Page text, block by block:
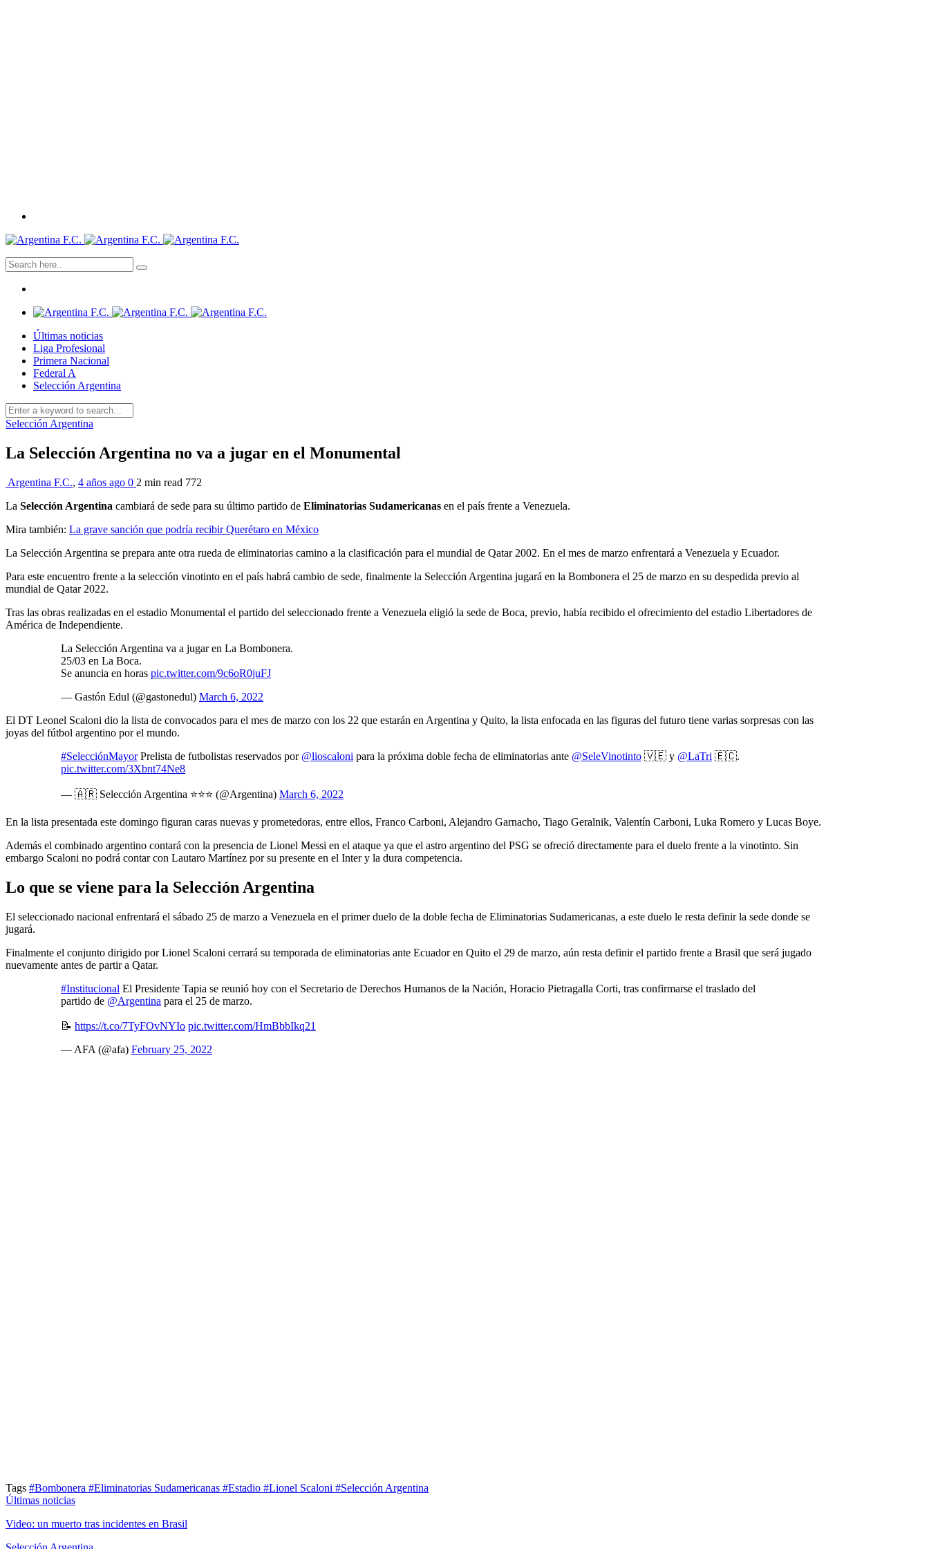
Últimas noticias
Liga Profesional
Primera Nacional
Federal A
Selección Argentina
Selección Argentina
La Selección Argentina no va a jugar en el Monumental
Argentina F.C., 4 años ago 0 2 min read 772
La Selección Argentina cambiará de sede para su último partido de Eliminatorias Sudamericanas en el país frente a Venezuela.
Mira también: La grave sanción que podría recibir Querétaro en México
La Selección Argentina se prepara ante otra rueda de eliminatorias camino a la clasificación para el mundial de Qatar 2002. En el mes de marzo enfrentará a Venezuela y Ecuador.
Para este encuentro frente a la selección vinotinto en el país habrá cambio de sede, finalmente la Selección Argentina jugará en la Bombonera el 25 de marzo en su despedida previo al
mundial de Qatar 2022.
Tras las obras realizadas en el estadio Monumental el partido del seleccionado frente a Venezuela eligió la sede de Boca, previo, había recibido el ofrecimiento del estadio Libertadores de
América de Independiente.
La Selección Argentina va a jugar en La Bombonera.
25/03 en La Boca.
Se anuncia en horas pic.twitter.com/9c6oR0juFJ
— Gastón Edul (@gastonedul) March 6, 2022
El DT Leonel Scaloni dio la lista de convocados para el mes de marzo con los 22 que estarán en Argentina y Quito, la lista enfocada en las figuras del futuro tiene varias sorpresas con las
joyas del fútbol argentino por el mundo.
#SelecciónMayorPrelista de futbolistas reservados por @lioscaloni para la próxima doble fecha de eliminatorias ante @SeleVinotinto 🇻🇪 y @LaTri 🇪🇨.
pic.twitter.com/3Xbnt74Ne8
— 🇦🇷 Selección Argentina ⭐⭐⭐ (@Argentina) March 6, 2022
En la lista presentada este domingo figuran caras nuevas y prometedoras, entre ellos, Franco Carboni, Alejandro Garnacho, Tiago Geralnik, Valentín Carboni, Luka Romero y Lucas Boye.
Además el combinado argentino contará con la presencia de Lionel Messi en el ataque ya que el astro argentino del PSG se ofreció directamente para el duelo frente a la vinotinto. Sin
embargo Scaloni no podrá contar con Lautaro Martínez por su presente en el Inter y la dura competencia.
Lo que se viene para la Selección Argentina
El seleccionado nacional enfrentará el sábado 25 de marzo a Venezuela en el primer duelo de la doble fecha de Eliminatorias Sudamericanas, a este duelo le resta definir la sede donde se
jugará.
Finalmente el conjunto dirigido por Lionel Scaloni cerrará su temporada de eliminatorias ante Ecuador en Quito el 29 de marzo, aún resta definir el partido frente a Brasil que será jugado
nuevamente antes de partir a Qatar.
#Institucional El Presidente Tapia se reunió hoy con el Secretario de Derechos Humanos de la Nación, Horacio Pietragalla Corti, tras confirmarse el traslado del
partido de @Argentina para el 25 de marzo.
📝 https://t.co/7TyFOvNYIo pic.twitter.com/HmBbbIkq21
— AFA (@afa) February 25, 2022
Tags #Bombonera #Eliminatorias Sudamericanas #Estadio #Lionel Scaloni #Selección Argentina
Últimas noticias
Video: un muerto tras incidentes en Brasil